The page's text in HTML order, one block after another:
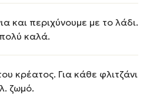
και περιχύνουμε με το λάδι.
καλά.
κρέατος. Για κάθε φλιτζάνι
ζωμό.